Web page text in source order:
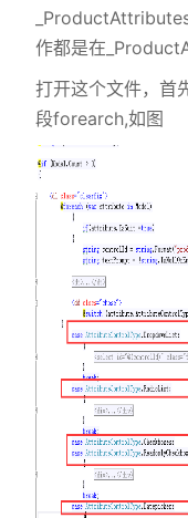
作都是在
打开这个文件，首
段forearch,如图